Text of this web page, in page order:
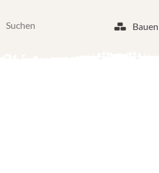
Bauen